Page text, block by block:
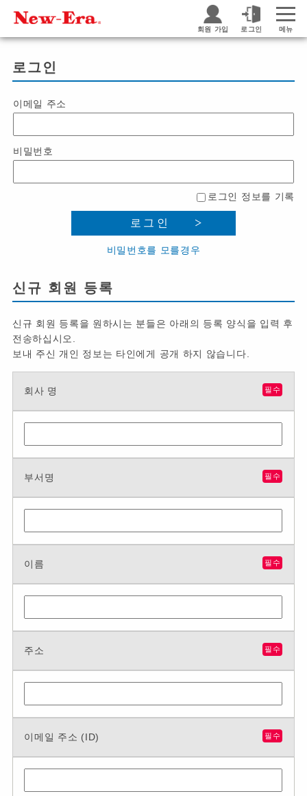
회원 가입 로그인 메뉴
로그인
이메일 주소
비밀번호
로그인 정보를 기록
로그인
비밀번호를 모를경우
신규 회원 등록
신규 회원 등록을 원하시는 분들은 아래의 등록 양식을 입력 후
전송하십시오.
보내 주신 개인 정보는 타인에게 공개 하지 않습니다.
회사 명 필수
부서명 필수
이름 필수
주소 필수
이메일 주소 (ID) 필수